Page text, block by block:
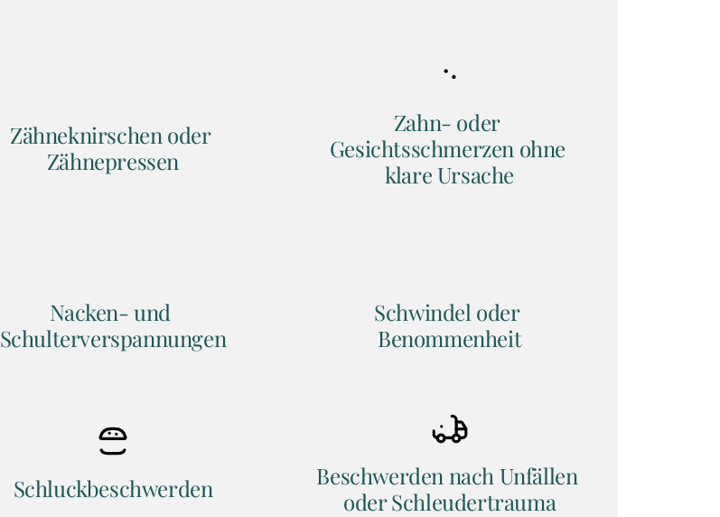
Zähneknirschen oder
Zähnepressen
Zahn- oder
Gesichtsschmerzen ohne
klare Ursache
Nacken- und
Schulterverspannungen
Schwindel oder
Benommenheit
Schluckbeschwerden
Beschwerden nach Unfällen
oder Schleudertrauma